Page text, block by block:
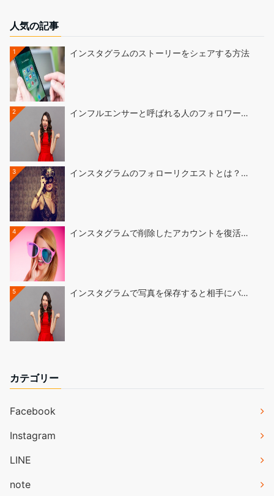
人気の記事
1 インスタグラムのストーリーをシェアする方法
2 インフルエンサーと呼ばれる人のフォロワー…
3 インスタグラムのフォローリクエストとは？…
4 インスタグラムで削除したアカウントを復活…
5 インスタグラムで写真を保存すると相手にバ…
カテゴリー
Facebook
Instagram
LINE
note